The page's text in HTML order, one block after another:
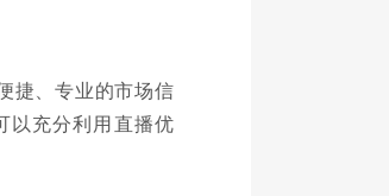
捷、专业的市场信
以充分利用直播优